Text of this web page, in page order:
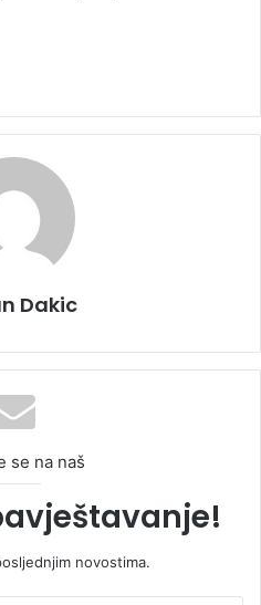
Dakic
se na naš
novostima.